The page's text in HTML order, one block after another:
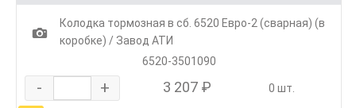
1
Колодка тормозная в сб. 6520 Евро-2 (сварная) (в
коробке) / Завод АТИ
6520-3501090
- + 3 207 ₽ 0 шт.